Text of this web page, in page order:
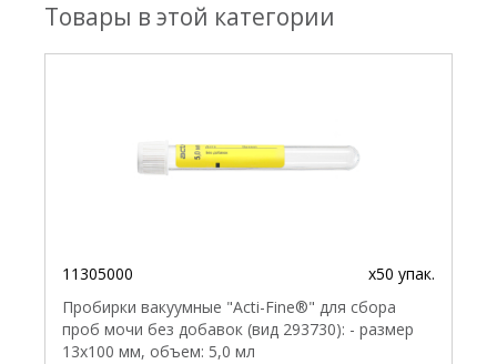
Товары в этой категории
11305000
x50 упак.
Пробирки вакуумные "Acti-Fine®" для сбора
проб мочи без добавок (вид 293730): - размер
13x100 мм, объем: 5,0 мл